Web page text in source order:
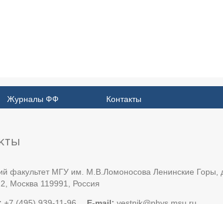
Журналы ФФ Контакты
факультет МГУ им. М.В.Ломоносова Ленинские Горы,
Москва 119991, Россия